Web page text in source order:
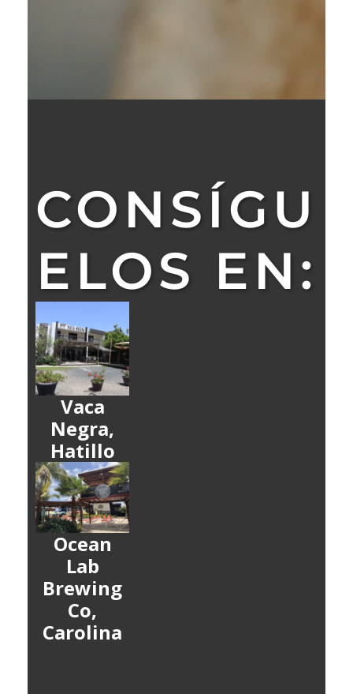
CONSÍGU
ELOS EN:
Vaca
Negra,
Hatillo
Ocean
Lab
Brewing
Co,
Carolina